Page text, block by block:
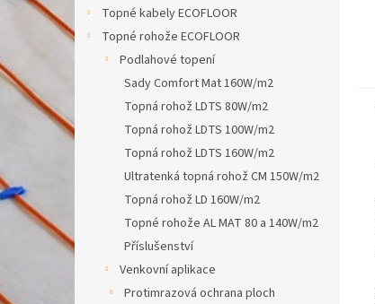
Topné kabely ECOFLOOR
Topné rohože ECOFLOOR
Podlahové topení
Sady Comfort Mat 160W/m2
Topná rohož LDTS 80W/m2
Topná rohož LDTS 100W/m2
Topná rohož LDTS 160W/m2
Ultratenká topná rohož CM 150W/m2
Topná rohož LD 160W/m2
Topné rohože AL MAT 80 a 140W/m2
Příslušenství
Venkovní aplikace
Protimrazová ochrana ploch